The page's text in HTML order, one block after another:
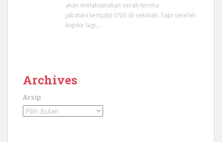
akan melaksanakan serah terima
jabatan(sertijab) OSIS di sekolah. Tapi setelah
kupikir lagi,…
Archives
Arsip